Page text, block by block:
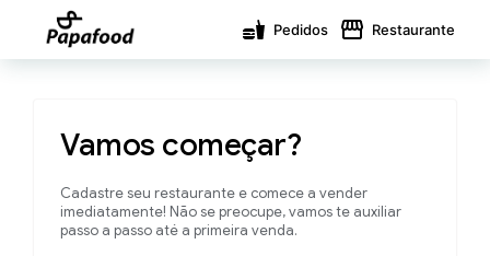
Restaurante
Pedidos
Vamos começar?
Cadastre seu restaurante e comece a vender
imediatamente! Não se preocupe, vamos te auxiliar
passo a passo até a primeira venda.